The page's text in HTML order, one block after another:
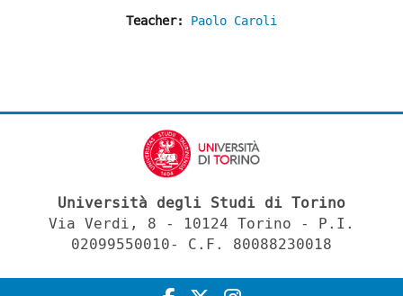
Teacher: Paolo Caroli
Università degli Studi di Torino
Via Verdi, 8 - 10124 Torino - P.I.
02099550010- C.F. 80088230018